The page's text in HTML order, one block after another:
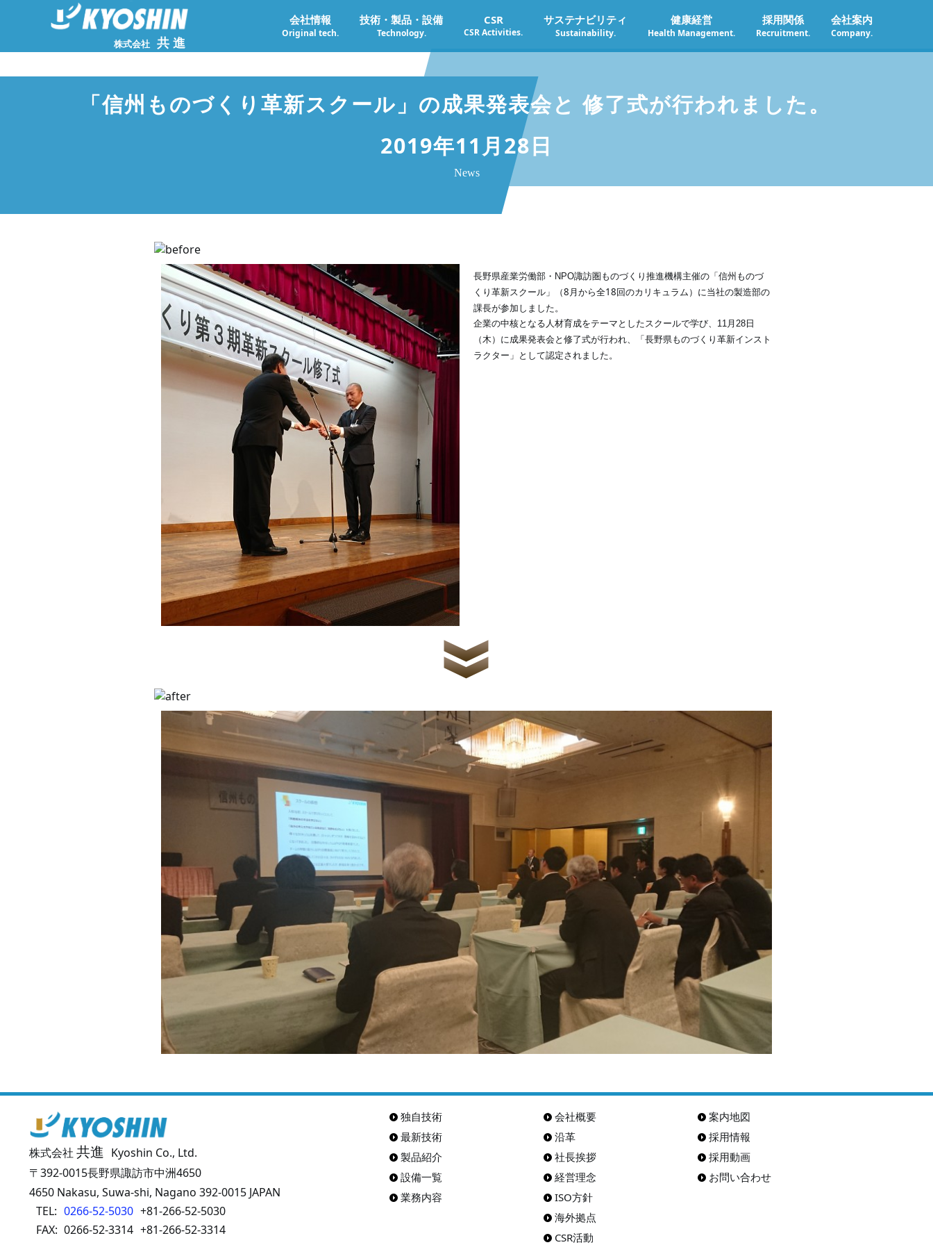
株式会社 共進
会社情報
Original tech.
技術・製品・設備
Technology.
CSR
CSR Activities.
サステナビリティ
Sustainability.
健康経営
Health Management.
採用関係
Recruitment.
会社案内
Company.
「信州ものづくり革新スクール」の成果発表会と 修了式が行われました。
2019年11月28日
News
長野県産業労働部・NPO諏訪圏ものづくり推進機構主催の「信州ものづ
くり革新スクール」
（8月から全18回のカリキュラム）に当社の製造部の
課長が参加しました。
企業の中核となる人材育成をテーマとしたスクールで学び、11月28日
（木）に成果発表会と 修了式が行われ、「長野県ものづくり革新インスト
ラクター」として認定されました。
株式会社共進 Kyoshin Co., Ltd.
〒392-0015長野県諏訪市中洲4650
4650 Nakasu, Suwa-shi, Nagano 392-0015 JAPAN
TEL: 0266-52-5030 +81-266-52-5030
FAX: 0266-52-3314 +81-266-52-3314
独自技術
最新技術
製品紹介
設備一覧
業務内容
会社概要
沿革
社長挨拶
経営理念
ISO方針
海外拠点
CSR活動
案内地図
採用情報
採用動画
お問い合わせ